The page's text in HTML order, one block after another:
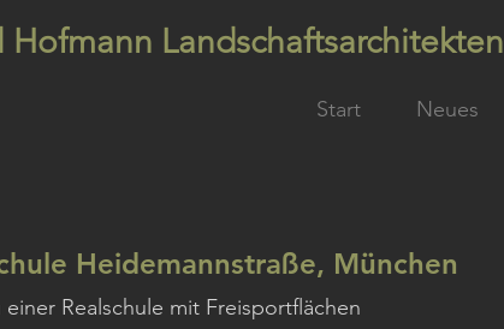
Hofmann Landschaftsarchitekten
Start Neues
Heidemannstraße, München
einer Realschule mit Freisportflächen